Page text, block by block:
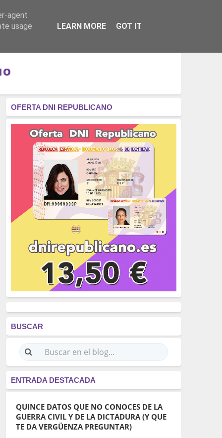
RÉGIMEN - MONARQUÍA
OFERTA DNI REPUBLICANO
BUSCAR
ENTRADA DESTACADA
QUINCE DATOS QUE NO CONOCES DE LA
GUERRA CIVIL Y DE LA DICTADURA (Y QUE
TE DA VERGÜENZA PREGUNTAR)
agent
usage
LEARN MORE GOT IT